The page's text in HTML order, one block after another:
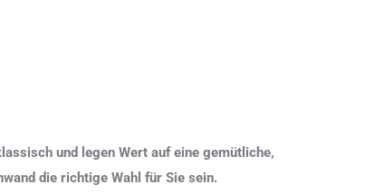
und legen Wert auf eine gemütliche,
die richtige Wahl für Sie sein.